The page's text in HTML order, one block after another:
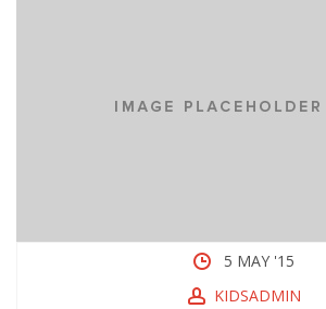
5 MAY '15
KIDSADMIN